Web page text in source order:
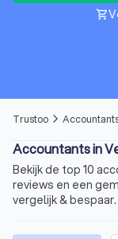
shopping_cart
Trustoo arrow_forward_ios
Accountants in
Bekijk de top 10
reviews en een
vergelijk & bespaar.